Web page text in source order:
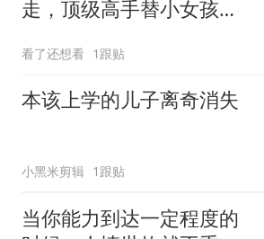
走，顶级高手替小女孩讨
看了还想看 1跟贴
本该上学的儿子离奇消失
小黑米剪辑 1跟贴
当你能力到达一定程度的